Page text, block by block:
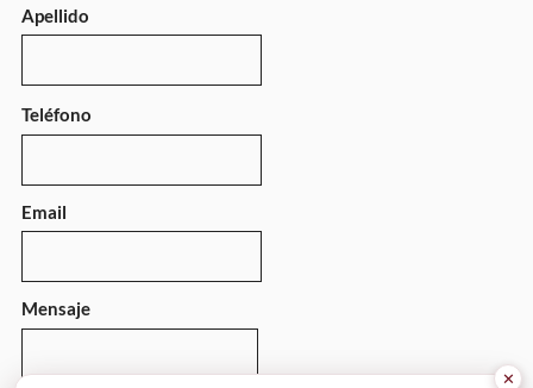
Apellido
Teléfono
Email
Mensaje
✕